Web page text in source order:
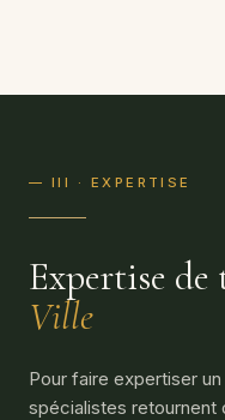
— III · EXPERTISE
Expertise de
Ville
Pour faire expertiser
spécialistes retournent